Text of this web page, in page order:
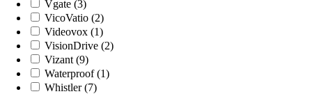
Vgate (3)
VicoVatio (2)
Videovox (1)
VisionDrive (2)
Vizant (9)
Waterproof (1)
Whistler (7)